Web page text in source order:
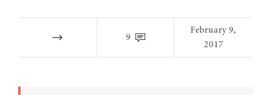
9
February 9,
2017